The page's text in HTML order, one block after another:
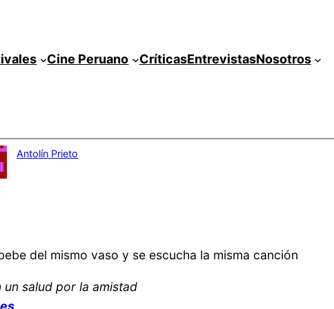
Cine Peruano CríticasEntrevistasNosotros
Antolín Prieto
del mismo vaso y se escucha la misma canción
un salud por la amistad
,